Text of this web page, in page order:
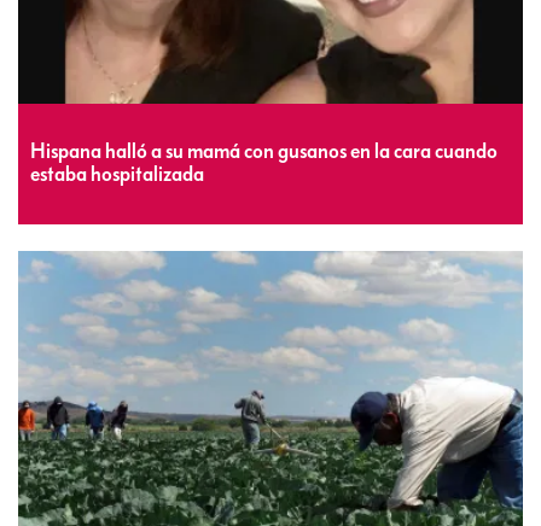
Hispana halló a su mamá con gusanos en la cara cuando
estaba hospitalizada